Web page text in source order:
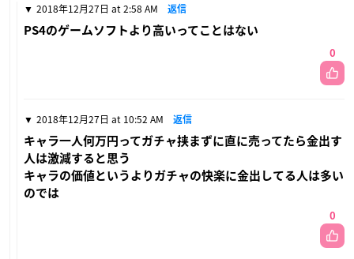
2018年12月27日 at 2:58 AM 返信
PS4のゲームソフトより高いってことはない
0
2018年12月27日 at 10:52 AM 返信
キャラ一人何万円ってガチャ挟まずに直に売ってたら金出す
人は激減すると思う
キャラの価値というよりガチャの快楽に金出してる人は多い
のでは
0